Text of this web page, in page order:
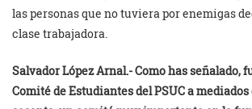
las personas que no tuviera por enemigas
clase trabajadora.
Salvador López Arnal.-Como has señalado,
Comité de Estudiantes del PSUC a mediados